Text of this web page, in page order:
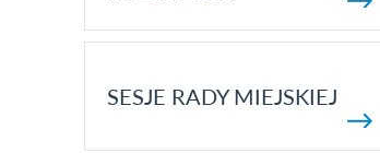
SESJE RADY MIEJSKIEJ